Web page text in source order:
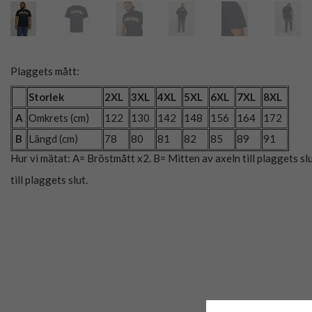
Plaggets mått:
Storlek 2XL 3XL 4XL 5XL 6XL 7XL
8XL
A Omkrets (cm) 122 130 142 148 156 164
172
B
Längd (cm) 78 80 81 82 85 89
91
Hur vi mätat: A= Bröstmått x2. B= Mitten av axeln till plaggets
till plaggets slut.